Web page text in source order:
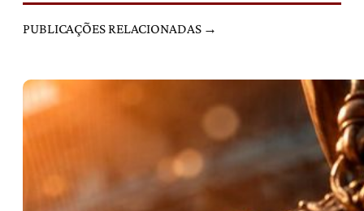
PUBLICAÇÕES RELACIONADAS →